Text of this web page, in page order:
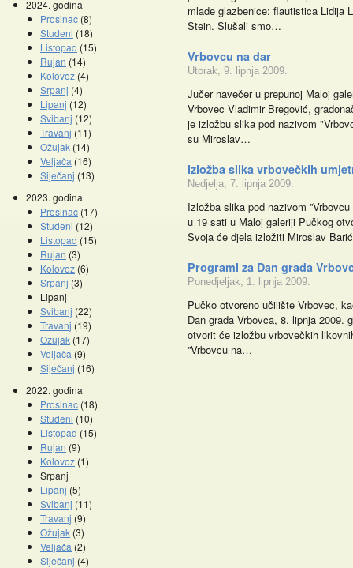
2024. godina
Prosinac (8)
Studeni (18)
Listopad (15)
Rujan (14)
Kolovoz (4)
Srpanj (4)
Lipanj (12)
Svibanj (12)
Travanj (11)
Ožujak (14)
Veljača (16)
Siječanj (13)
2023. godina
Prosinac (17)
Studeni (12)
Listopad (15)
Rujan (3)
Kolovoz (6)
Srpanj (3)
Lipanj
Svibanj (22)
Travanj (19)
Ožujak (17)
Veljača (9)
Siječanj (16)
2022. godina
Prosinac (18)
Studeni (10)
Listopad (15)
Rujan (9)
Kolovoz (1)
Srpanj
Lipanj (5)
Svibanj (11)
Travanj (9)
Ožujak (3)
Veljača (2)
Siječanj (4)
mlade glazbenice: flautistica Lidija
Stein. Slušali smo…
Vrbovcu na dar
Utorak, 9. lipnja 2009.
Jučer navečer u prepunoj Maloj
Vrbovec Vladimir Bregović,
je izložbu slika pod nazivom
su Miroslav…
Izložba slika vrbovečkih
Nedjelja, 7. lipnja 2009.
Izložba slika pod nazivom
u 19 sati u Maloj galeriji Pučkog
Svoja će djela izložiti Miroslav
Programi za Dan grada
Ponedjeljak, 1. lipnja 2009.
Pučko otvoreno učilište Vrbovec,
Dan grada Vrbovca, 8. lipnja 2009.
otvorit će izložbu vrbovečkih
''Vrbovcu na…
Promocije knjiga